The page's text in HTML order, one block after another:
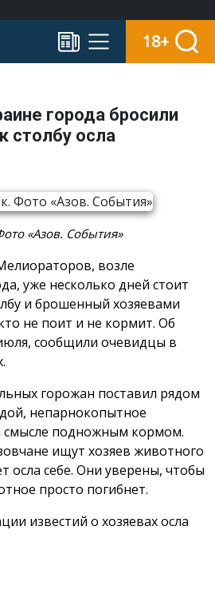
18+
города бросили
столбу осла
«Азов. События»
возле
уже несколько дней стоит
и брошенный хозяевами
не поит и не кормит. Об
сообщили очевидцы в
горожан поставил рядом
непарнокопытное
смысле подножным кормом.
ищут хозяев животного
осла себе. Они уверены, чтобы
просто погибнет.
известий о хозяевах осла